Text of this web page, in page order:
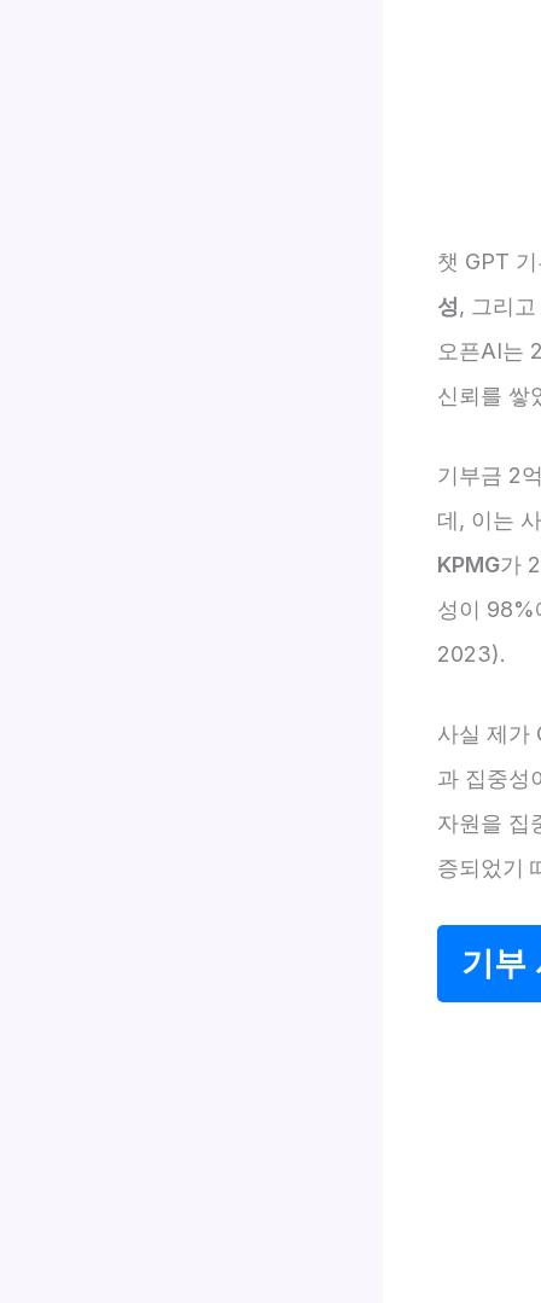
챗 GPT
성, 그리고
오픈AI는
신뢰를 쌓
기부금 2
데, 이는
KPMG가
성이 98%
2023).
사실 제가
과 집중성
자원을 집
증되었기
기부